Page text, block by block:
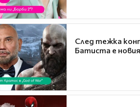
След тежка
Батиста е